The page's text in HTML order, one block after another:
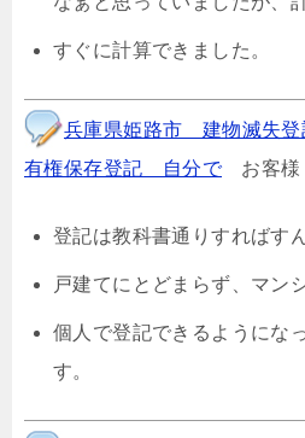
すぐに計算できました。
兵庫県姫路市 建物滅失登
有権保存登記 自分でお客様
登記は教科書通りすればす
戸建てにとどまらず、マン
個人で登記できるようにな
す。